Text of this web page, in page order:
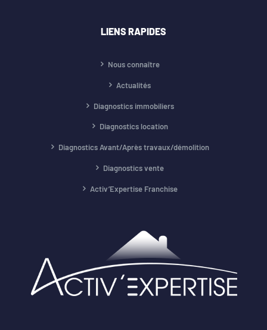
LIENS RAPIDES
Nous connaître
Actualités
Diagnostics immobiliers
Diagnostics location
Diagnostics Avant/Après travaux/démolition
Diagnostics vente
Activ’Expertise Franchise